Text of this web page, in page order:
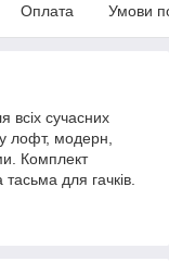
Оплата Умови
всіх сучасних
лофт, модерн,
Комплект
для гачків.